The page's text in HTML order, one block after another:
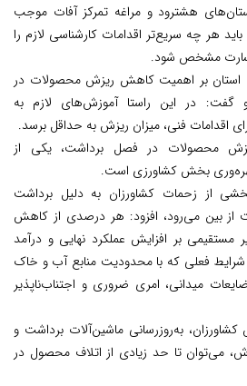
هشترود و مراغه تمرکز آفات موجب
هر چه سریع‌تر اقدامات کارشناسی لازم را
مشخص شود.
استان بر اهمیت کاهش ریزش محصولات در
در این راستا آموزش‌های لازم به
اقدامات فنی، میزان ریزش به حداقل برسد.
محصولات در فصل برداشت، یکی از
بخش کشاورزی است.
از زحمات کشاورزان به دلیل برداشت
از بین می‌رود، افزود: هر درصدی از کاهش
مستقیمی بر افزایش عملکرد نهایی و درآمد
شرایط فعلی که با محدودیت منابع آب و خاک
میدانی، امری ضروری و اجتناب‌ناپذیر
به‌روزرسانی ماشین‌آلات برداشت و
می‌توان تا حد زیادی از اتلاف محصول در